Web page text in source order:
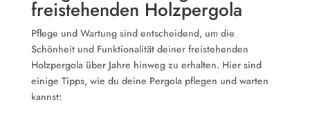
freistehenden Holzpergola
Pflege und Wartung sind entscheidend, um die
Schönheit und Funktionalität deiner freistehenden
Holzpergola über Jahre hinweg zu erhalten. Hier sind
einige Tipps, wie du deine Pergola pflegen und warten
kannst: